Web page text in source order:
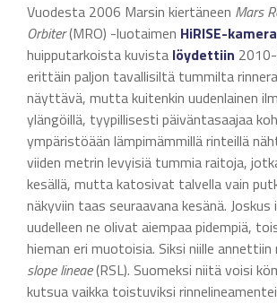
Vuodesta 2006 Marsin kiertäneen Mars
Orbiter(MRO) -luotaimen HiRISE-
huipputarkoista kuvista löydettiin
erittäin paljon tavallisiltä tummilta
näyttävä, mutta kuitenkin uudenlainen
ylängöillä, tyypillisesti päiväntasaajaa
ympäristöään lämpimämmillä rinteillä
viiden metrin levyisiä tummia raitoja,
kesällä, mutta katosivat talvella vain
näkyviin taas seuraavana kesänä.
uudelleen ne olivat aiempaa pidempiä,
hieman eri muotoisia. Siksi niille annettiin
slope lineae(RSL). Suomeksi niitä voisi
kutsua vaikka toistuviksi